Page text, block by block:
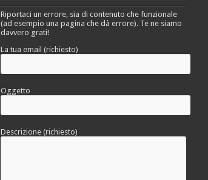
Riportaci un errore, sia di contenuto che funzionale
(ad esempio una pagina che dà errore). Te ne siamo
davvero grati!
La tua email (richiesto)
Oggetto
Descrizione (richiesto)